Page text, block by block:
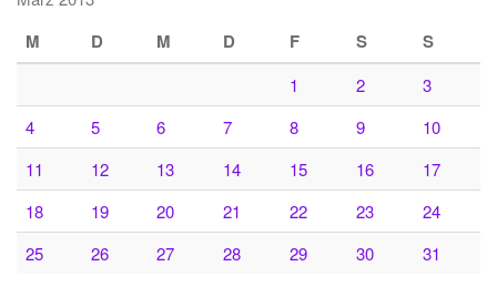
M D M D F S S
1 2
3
4
5 6 7 8 9
10
11
12 13 14 15 16
17
18
19 20 21 22 23
24
25
26 27 28 29 30 31